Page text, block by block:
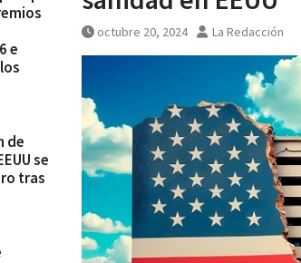
los escritores
octubre 20, 2024 La Redacción
e
de
se
tras